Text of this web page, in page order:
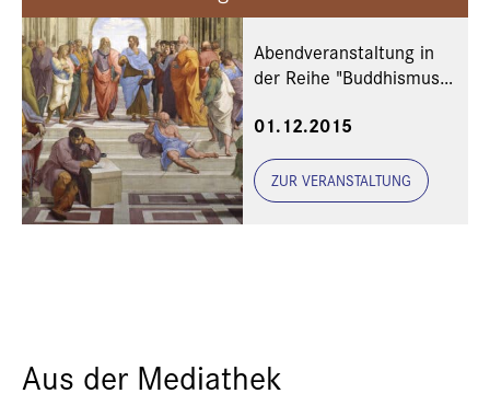
Abendveranstaltung in
der Reihe "Buddhismus
Grundpositionen im
Diskurs" (VIII)
01.12.2015
ZUR VERANSTALTUNG
Aus der Mediathek